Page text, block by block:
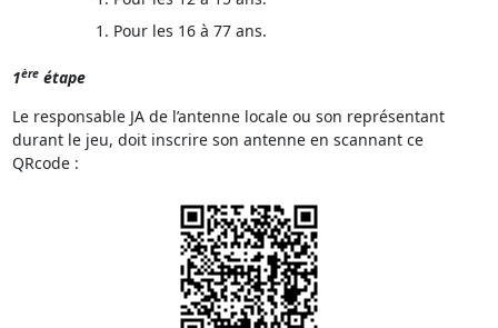
Pour les 16 à 77 ans.
1èreétape
Le responsable JA de l’antenne locale ou son représentant
durant le jeu, doit inscrire son antenne en scannant ce
QRcode :